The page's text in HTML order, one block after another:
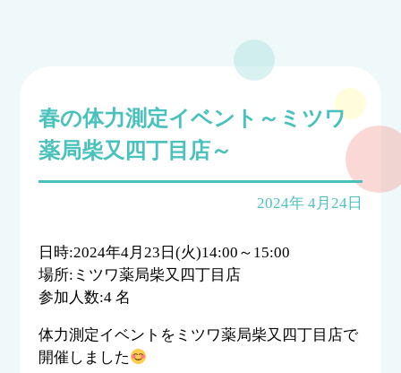
春の体力測定イベント～ミツワ
薬局柴又四丁目店～
2024年 4月24日
日時:2024年4月23日(火)14:00～15:00
場所:ミツワ薬局柴又四丁目店
参加人数:4 名
体力測定イベントをミツワ薬局柴又四丁目店で
開催しました